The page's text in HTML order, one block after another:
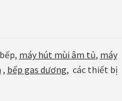
máy hút mùi âm tủ, máy
, bếp gas dương, các thiết bị